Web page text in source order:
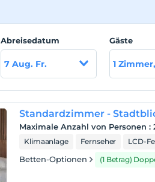
Abreisedatum
7 Aug. Fr.
Gäste
1
Standardzimmer -
Maximale Anzahl von Personen :
Klimaanlage Fernseher LCD-
Betten-Optionen (1 Betrag)